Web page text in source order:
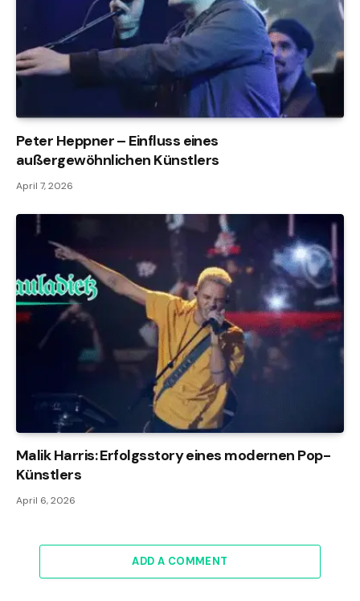
Peter Heppner – Einfluss eines
außergewöhnlichen Künstlers
April 7, 2026
Malik Harris: Erfolgsstory eines modernen Pop-
Künstlers
April 6, 2026
ADD A COMMENT